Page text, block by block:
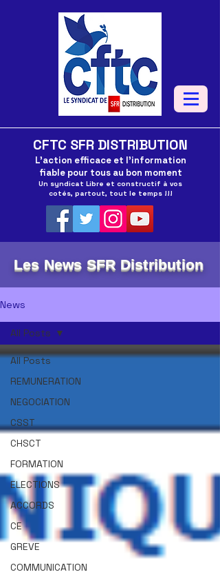
CFTC SFR DISTRIBUTION
L'action efficace et l'information
fiable pour tous au bon moment
Un syndicat Libre et constructif à vos
cotés, partout, tout le temps !!!
Les News SFR Distribution
News
All Posts
REMUNERATION
NEGOCIATION
CSST
CHSCT
FORMATION
ELECTIONS
ACCORDS
CE
GREVE
COMMUNICATION
All Posts